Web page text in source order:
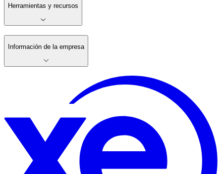
Herramientas y recursos
Información de la empresa